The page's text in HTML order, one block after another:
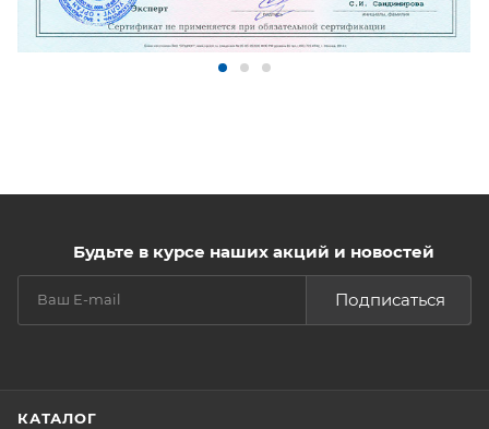
Будьте в курсе наших акций и новостей
Подписаться
КАТАЛОГ